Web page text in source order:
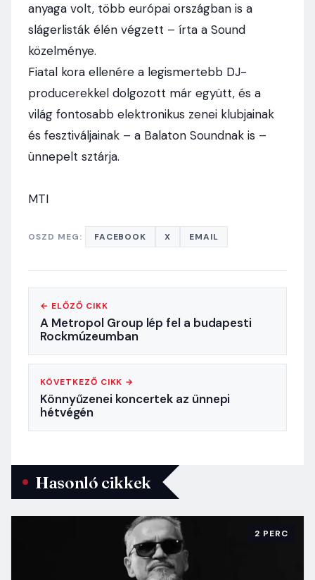
anyaga volt, több európai országban is a
slágerlisták élén végzett – írta a Sound
közelménye.
Fiatal kora ellenére a legismertebb DJ-
producerekkel dolgozott már együtt, és a
világ fontosabb elektronikus zenei klubjainak
és fesztiváljainak – a Balaton Soundnak is –
ünnepelt sztárja.
MTI
OSZD MEG: FACEBOOK X EMAIL
← ELŐZŐ CIKK
A Metropol Group lép fel a budapesti
Rockmúzeumban
KÖVETKEZŐ CIKK →
Könnyűzenei koncertek az ünnepi
hétvégén
Hasonló cikkek
2 PERC